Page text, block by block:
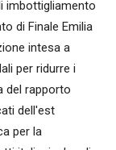
imbottigliamento
di Finale Emilia
intesa a
per ridurre i
del rapporto
dell'est
per la